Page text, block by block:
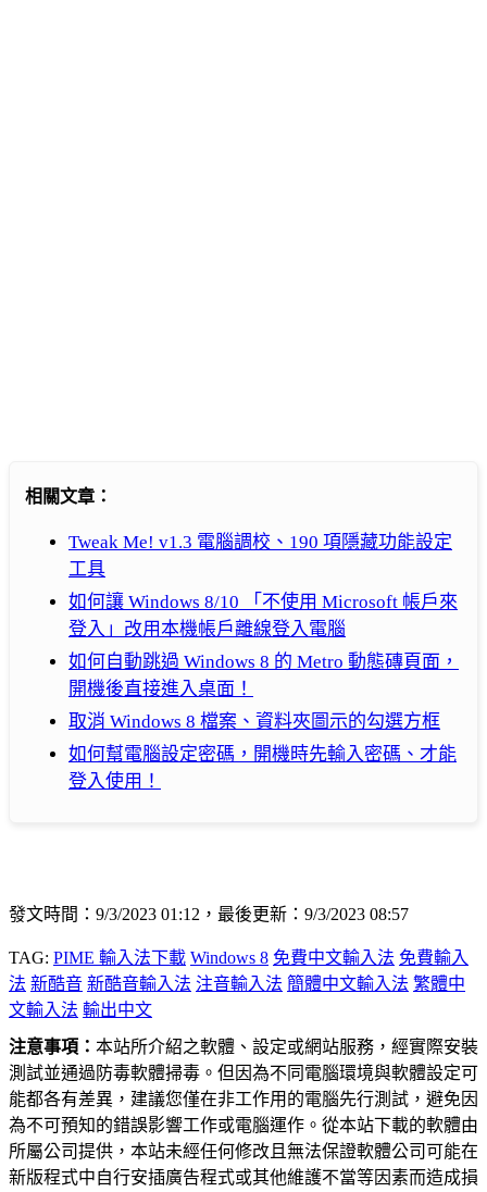
相關文章：
Tweak Me! v1.3 電腦調校、190 項隱藏功能設定
工具
如何讓 Windows 8/10 「不使用 Microsoft 帳戶來
登入」改用本機帳戶離線登入電腦
如何自動跳過 Windows 8 的 Metro 動態磚頁面，
開機後直接進入桌面！
取消 Windows 8 檔案、資料夾圖示的勾選方框
如何幫電腦設定密碼，開機時先輸入密碼、才能
登入使用！
發文時間：9/3/2023 01:12，最後更新：9/3/2023 08:57
TAG: PIME 輸入法下載 Windows 8 免費中文輸入法 免費輸入
法 新酷音 新酷音輸入法 注音輸入法 簡體中文輸入法 繁體中
文輸入法 輸出中文
注意事項： 本站所介紹之軟體、設定或網站服務，經實際安裝
測試並通過防毒軟體掃毒。但因為不同電腦環境與軟體設定可
能都各有差異，建議您僅在非工作用的電腦先行測試，避免因
為不可預知的錯誤影響工作或電腦運作。從本站下載的軟體由
所屬公司提供，本站未經任何修改且無法保證軟體公司可能在
新版程式中自行安插廣告程式或其他維護不當等因素而造成損